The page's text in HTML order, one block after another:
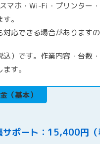
マホ・Wi-Fi・プリンター
。
応できる場合があります
込）です。作業内容・台数
す。
（基本）
サポート：15,400円（